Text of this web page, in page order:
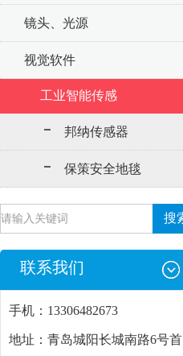
镜头、光源
视觉软件
工业智能传感
邦纳传感器
保策安全地毯
联系我们
手机：13306482673
地址：青岛城阳长城南路6号首